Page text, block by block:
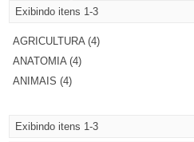
Exibindo itens 1-3
AGRICULTURA (4)
ANATOMIA (4)
ANIMAIS (4)
Exibindo itens 1-3